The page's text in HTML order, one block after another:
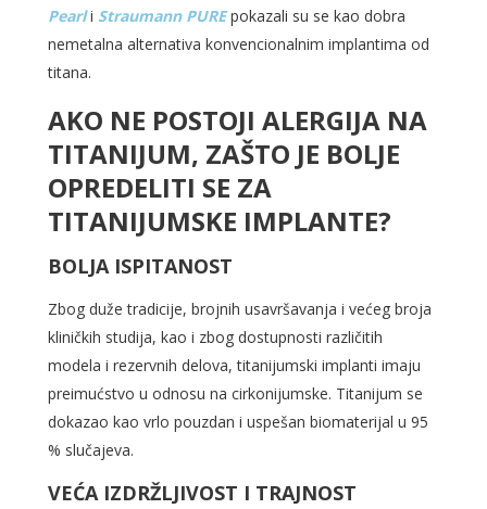
Pearli Straumann PUREpokazali su se kao dobra
nemetalna alternativa konvencionalnim implantima od
titana.
AKO NE POSTOJI ALERGIJA NA
TITANIJUM, ZAŠTO JE BOLJE
OPREDELITI SE ZA
TITANIJUMSKE IMPLANTE?
BOLJA ISPITANOST
Zbog duže tradicije, brojnih usavršavanja i većeg broja
kliničkih studija, kao i zbog dostupnosti različitih
modela i rezervnih delova, titanijumski implanti imaju
preimućstvo u odnosu na cirkonijumske. Titanijum se
dokazao kao vrlo pouzdan i uspešan biomaterijal u 95
% slučajeva.
VEĆA IZDRŽLJIVOST I TRAJNOST